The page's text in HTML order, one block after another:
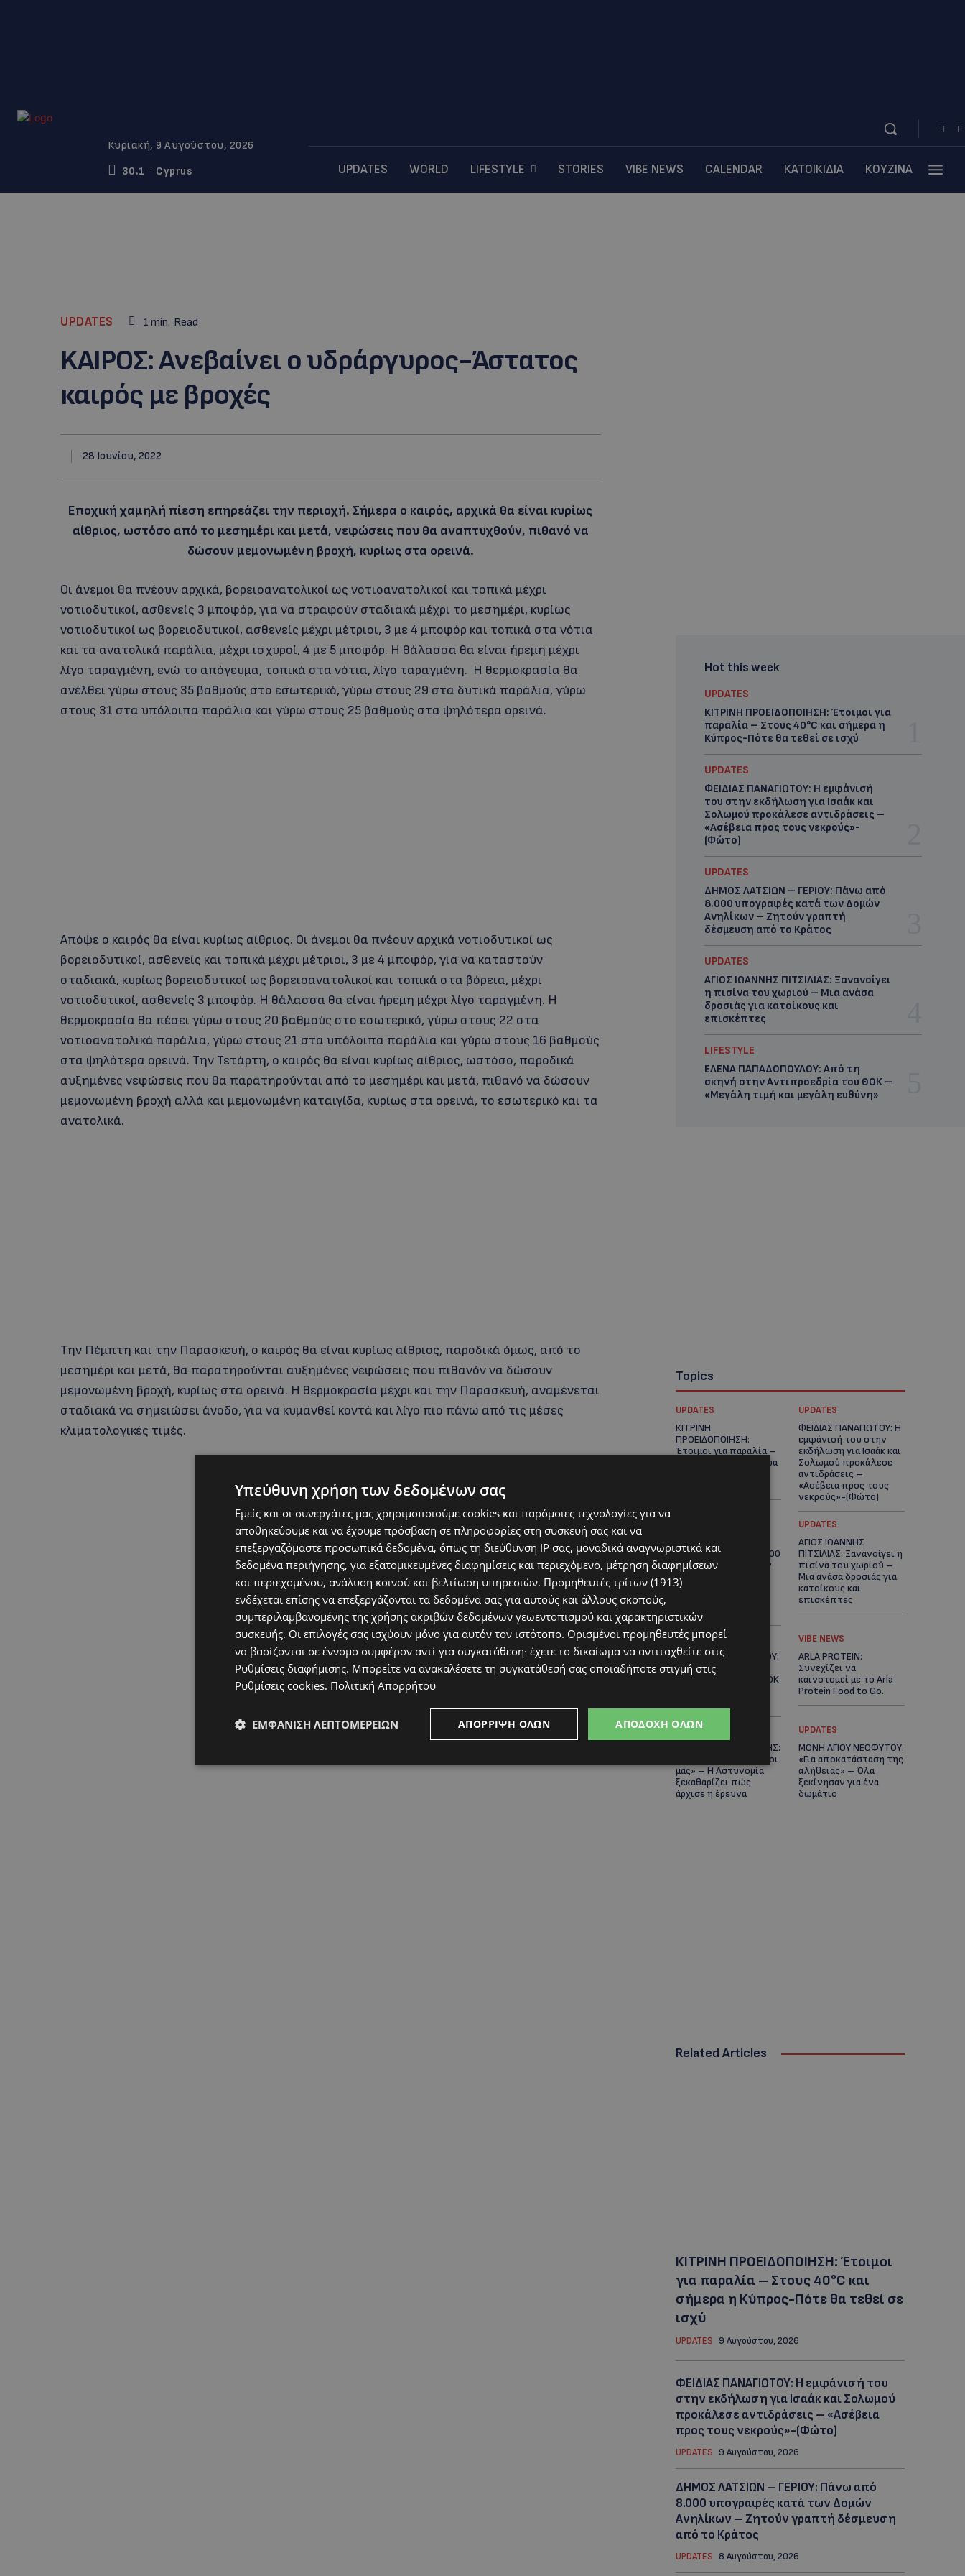
Κυριακή, 9 Αυγούστου, 2026
30.1
C Cyprus UPDATES WORLD LIFESTYLE STORIES VIBE NEWS CALENDAR ΚΑΤΟΙΚΙΔΙΑ ΚΟΥΖΙΝΑ
UPDATES 1 min. Read
KΑΙΡΟΣ: Aνεβαίνει ο υδράργυρος-Άστατος
καιρός με βροχές
28 Ιουνίου, 2022
Εποχική χαμηλή πίεση επηρεάζει την περιοχή. Σήμερα ο καιρός, αρχικά θα είναι κυρίως
αίθριος, ωστόσο από το μεσημέρι και μετά, νεφώσεις που θα αναπτυχθούν, πιθανό να
δώσουν μεμονωμένη βροχή, κυρίως στα ορεινά.
Οι άνεμοι θα πνέουν αρχικά, βορειοανατολικοί ως νοτιοανατολικοί και τοπικά μέχρι
νοτιοδυτικοί, ασθενείς 3 μποφόρ, για να στραφούν σταδιακά μέχρι το μεσημέρι, κυρίως
νοτιοδυτικοί ως βορειοδυτικοί, ασθενείς μέχρι μέτριοι, 3 με 4 μποφόρ και τοπικά στα νότια
και τα ανατολικά παράλια, μέχρι ισχυροί, 4 με 5 μποφόρ. Η θάλασσα θα είναι ήρεμη μέχρι
λίγο ταραγμένη, ενώ το απόγευμα, τοπικά στα νότια, λίγο ταραγμένη. Η θερμοκρασία θα
ανέλθει γύρω στους 35 βαθμούς στο εσωτερικό, γύρω στους 29 στα δυτικά παράλια, γύρω
στους 31 στα υπόλοιπα παράλια και γύρω στους 25 βαθμούς στα ψηλότερα ορεινά.
Απόψε ο καιρός θα είναι κυρίως αίθριος. Οι άνεμοι θα πνέουν αρχικά νοτιοδυτικοί ως
βορειοδυτικοί, ασθενείς και τοπικά μέχρι μέτριοι, 3 με 4 μποφόρ, για να καταστούν
σταδιακά, κυρίως βορειοδυτικοί ως βορειοανατολικοί και τοπικά στα βόρεια, μέχρι
νοτιοδυτικοί, ασθενείς 3 μποφόρ. Η θάλασσα θα είναι ήρεμη μέχρι λίγο ταραγμένη. Η
θερμοκρασία θα πέσει γύρω στους 20 βαθμούς στο εσωτερικό, γύρω στους 22 στα
νοτιοανατολικά παράλια, γύρω στους 21 στα υπόλοιπα παράλια και γύρω στους 16 βαθμούς
στα ψηλότερα ορεινά. Την Τετάρτη, ο καιρός θα είναι κυρίως αίθριος, ωστόσο, παροδικά
αυξημένες νεφώσεις που θα παρατηρούνται από το μεσημέρι και μετά, πιθανό να δώσουν
μεμονωμένη βροχή αλλά και μεμονωμένη καταιγίδα, κυρίως στα ορεινά, το εσωτερικό και τα
ανατολικά.
Την Πέμπτη και την Παρασκευή, ο καιρός θα είναι κυρίως αίθριος, παροδικά όμως, από το
μεσημέρι και μετά, θα παρατηρούνται αυξημένες νεφώσεις που πιθανόν να δώσουν
μεμονωμένη βροχή, κυρίως στα ορεινά. Η θερμοκρασία μέχρι και την Παρασκευή, αναμένεται
σταδιακά να σημειώσει άνοδο, για να κυμανθεί κοντά και λίγο πιο πάνω από τις μέσες
κλιματολογικές τιμές.
Hot this week
UPDATES
ΚΙΤΡΙΝΗ ΠΡΟΕΙΔΟΠΟΙΗΣΗ: Έτοιμοι για
παραλία – Στους 40°C και σήμερα η
Κύπρος-Πότε θα τεθεί σε ισχύ
UPDATES
ΦΕΙΔΙΑΣ ΠΑΝΑΓΙΩΤΟΥ: Η εμφάνισή
του στην εκδήλωση για Ισαάκ και
Σολωμού προκάλεσε αντιδράσεις –
«Ασέβεια προς τους νεκρούς»-
(Φώτο)
UPDATES
ΔΗΜΟΣ ΛΑΤΣΙΩΝ – ΓΕΡΙΟΥ: Πάνω από
8.000 υπογραφές κατά των Δομών
Ανηλίκων – Ζητούν γραπτή
δέσμευση από το Κράτος
UPDATES
ΑΓΙΟΣ ΙΩΑΝΝΗΣ ΠΙΤΣΙΛΙΑΣ: Ξανανοίγει
η πισίνα του χωριού – Μια ανάσα
δροσιάς για κατοίκους και
επισκέπτες
LIFESTYLE
ΕΛΕΝΑ ΠΑΠΑΔΟΠΟΥΛΟΥ: Από τη
σκηνή στην Αντιπροεδρία του ΘΟΚ –
«Μεγάλη τιμή και μεγάλη ευθύνη»
Topics
UPDATES
ΚΙΤΡΙΝΗ
ΠΡΟΕΙΔΟΠΟΙΗΣΗ:
Έτοιμοι για παραλία –
Στους 40°C και σήμερα
UPDATES
ΦΕΙΔΙΑΣ ΠΑΝΑΓΙΩΤΟΥ: Η
εμφάνισή του στην
εκδήλωση για Ισαάκ και
Σολωμού προκάλεσε
αντιδράσεις –
«Ασέβεια προς τους
νεκρούς»-(Φώτο)
ΔΗΜΟΣ ΛΑΤΣΙΩΝ –
ΓΕΡΙΟΥ: Πάνω από 8.000
υπογραφές κατά των
Δομών Ανηλίκων –
Ζητούν γραπτή
Κράτος
UPDATES
ΑΓΙΟΣ ΙΩΑΝΝΗΣ
ΠΙΤΣΙΛΙΑΣ: Ξανανοίγει η
πισίνα του χωριού –
Μια ανάσα δροσιάς για
κατοίκους και
επισκέπτες
LIFESTYLE
ΕΛΕΝΑ ΠΑΠΑΔΟΠΟΥΛΟΥ:
Από τη σκηνή στην
Αντιπροεδρία του ΘΟΚ
VIBE NEWS
ARLA PROTEIN:
Συνεχίζει να
καινοτομεί με το Arla
Protein Food to Go.
UPDATES
ΜΑΚΑΡΙΟΣ ΔΡΟΥΣΙΩΤΗΣ:
«Δεν ξεκινήσαμε μόνοι
μας» – Η Αστυνομία
ξεκαθαρίζει πώς
άρχισε η έρευνα
UPDATES
ΜΟΝΗ ΑΓΙΟΥ ΝΕΟΦΥΤΟΥ:
«Για αποκατάσταση της
αλήθειας» – Όλα
ξεκίνησαν για ένα
δωμάτιο
Related Articles
ΚΙΤΡΙΝΗ ΠΡΟΕΙΔΟΠΟΙΗΣΗ: Έτοιμοι
για παραλία – Στους 40°C και
σήμερα η Κύπρος-Πότε θα τεθεί σε
ισχύ
UPDATES 9 Αυγούστου, 2026
ΦΕΙΔΙΑΣ ΠΑΝΑΓΙΩΤΟΥ: Η εμφάνισή του
στην εκδήλωση για Ισαάκ και Σολωμού
προκάλεσε αντιδράσεις – «Ασέβεια
προς τους νεκρούς»-(Φώτο)
UPDATES 9 Αυγούστου, 2026
ΔΗΜΟΣ ΛΑΤΣΙΩΝ – ΓΕΡΙΟΥ: Πάνω από
8.000 υπογραφές κατά των Δομών
Ανηλίκων – Ζητούν γραπτή δέσμευση
από το Κράτος
UPDATES 8 Αυγούστου, 2026
Υπεύθυνη χρήση των δεδομένων σας
Εμείς και οι συνεργάτες μας χρησιμοποιούμε cookies και παρόμοιες τεχνολογίες για να
αποθηκεύουμε και να έχουμε πρόσβαση σε πληροφορίες στη συσκευή σας και να
επεξεργαζόμαστε προσωπικά δεδομένα, όπως τη διεύθυνση IP σας, μοναδικά αναγνωριστικά και
δεδομένα περιήγησης, για εξατομικευμένες διαφημίσεις και περιεχόμενο, μέτρηση διαφημίσεων
και περιεχομένου, ανάλυση κοινού και βελτίωση υπηρεσιών. Προμηθευτές τρίτων (1913)
ενδέχεται επίσης να επεξεργάζονται τα δεδομένα σας για αυτούς και άλλους σκοπούς,
συμπεριλαμβανομένης της χρήσης ακριβών δεδομένων γεωεντοπισμού και χαρακτηριστικών
συσκευής. Οι επιλογές σας ισχύουν μόνο για αυτόν τον ιστότοπο. Ορισμένοι προμηθευτές μπορεί
να βασίζονται σε έννομο συμφέρον αντί για συγκατάθεση· έχετε το δικαίωμα να αντιταχθείτε στις
Ρυθμίσεις διαφήμισης. Μπορείτε να ανακαλέσετε τη συγκατάθεσή σας οποιαδήποτε στιγμή στις
Ρυθμίσεις cookies. Πολιτική Απορρήτου
ΑΠΟΔΟΧΉ ΌΛΩΝ
ΑΠΌΡΡΙΨΗ ΌΛΩΝ
ΕΜΦΆΝΙΣΗ ΛΕΠΤΟΜΕΡΕΙΏΝ